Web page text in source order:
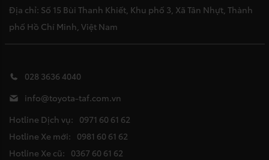
Địa chỉ: Số 15 Bùi Thanh Khiết, Khu phố 3, Xã Tân Nhựt, Thành
phố Hồ Chí Minh, Việt Nam
028 3636 4040
info@toyota-taf.com.vn
Hotline Dịch vụ: 0971 60 61 62
Hotline Xe mới: 0981 60 61 62
Hotline Xe cũ: 0367 60 61 62